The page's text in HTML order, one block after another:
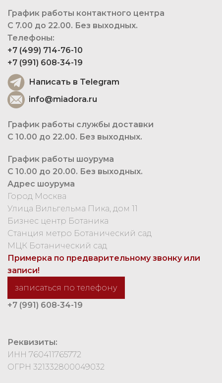
График работы контактного центра
С 7.00 до 22.00. Без выходных.
Телефоны:
+7 (499) 714-76-10
+7 (991) 608-34-19
Написать в Telegram
info@miadora.ru
График работы службы доставки
С 10.00 до 22.00. Без выходных.
График работы шоурума
С 10.00 до 20.00. Без выходных.
Адрес шоурума
Город Москва
Улица Вильгельма Пика, дом 11
Бизнес центр Ботаника
Станция метро Ботанический сад
МЦК Ботанический сад
Примерка по предварительному звонку или
записи!
записаться по телефону
+7 (991) 608-34-19
Реквизиты:
ИНН 760411765772
ОГРН 321332800049032